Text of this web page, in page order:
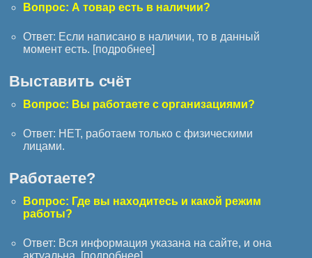
Вопрос: А товар есть в наличии?
Ответ: Если написано в наличии, то в данный
момент есть. [подробнее]
Выставить счёт
Вопрос: Вы работаете с организациями?
Ответ: НЕТ, работаем только с физическими
лицами.
Работаете?
Вопрос: Где вы находитесь и какой режим
работы?
Ответ: Вся информация указана на сайте, и она